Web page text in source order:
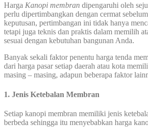
Harga Kanopi membran dipengaruhi oleh
perlu dipertimbangkan dengan cermat
keputusan, pertimbangan ini tidak hanya
tetapi juga teknis dan praktis dalam memilih
sesuai dengan kebutuhan bangunan Anda.
Banyak sekali faktor penentu harga tenda
dari harga pasar setiap daerah atau kota
masing – masing, adapun beberapa faktor
1. Jenis Ketebalan Membran
Setiap kanopi membran memiliki jenis
berbeda sehingga itu menyebabkan harga